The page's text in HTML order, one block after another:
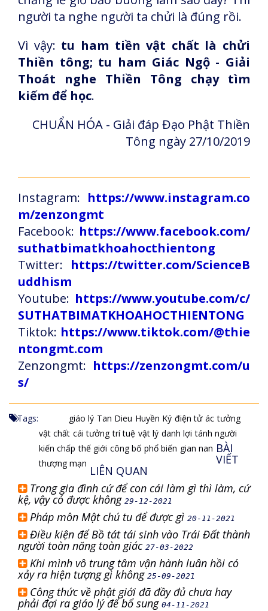
người ta nghe người ta chửi là đúng rồi.
Vì vậy: tu ham tiền vật chất là chửi
Thiền tông; tu ham Giác Ngộ - Giải
Thoát nghe Thiền Tông chạy tìm
kiếm để học.
CHUẨN HÓA - Giải đáp Đạo Phật Thiền
Tông ngày 27/10/2019
Instagram: https://www.instagram.co
m/zenzongmt
Facebook: https://www.facebook.com/
suthatbimatkhoahocthientong
Twitter: https://twitter.com/ScienceB
uddhism
Youtube: https://www.youtube.com/c/
SUTHATBIMATKHOAHOCTHIENTONG
Tiktok: https://www.tiktok.com/@thie
ntongmt.com
Zenzongmt: https://zenzongmt.com/u
s/
Tags: giáo lý Tan Dieu Huyền Ký điện tử ác tưởng
vật chất cái tưởng trí tuệ vật lý danh lợi tánh người
kiến chấp thế giới công bố phổ biến gian nan
thượng mạn
BÀI
VIẾT
LIÊN QUAN
Trong gia đình cứ để con cái làm gì thì làm, cứ
kệ, vậy có được không 29-12-2021
Pháp môn Mật chú tu để được gì 20-11-2021
Điều kiện để Bồ tát tái sinh vào Trái Đất thành
người toàn năng toàn giác 27-03-2022
Khi mình vô trung tâm vận hành luân hồi có
xảy ra hiện tượng gì không 25-09-2021
Công thức về phật giới đã đầy đủ chưa hay
phải đợi ra giáo lý để bổ sung 04-11-2021